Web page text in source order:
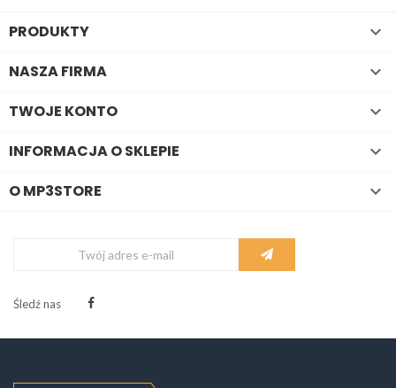
PRODUKTY 
NASZA FIRMA 
TWOJE KONTO 
INFORMACJA O SKLEPIE 
O MP3STORE 
Śledź nas